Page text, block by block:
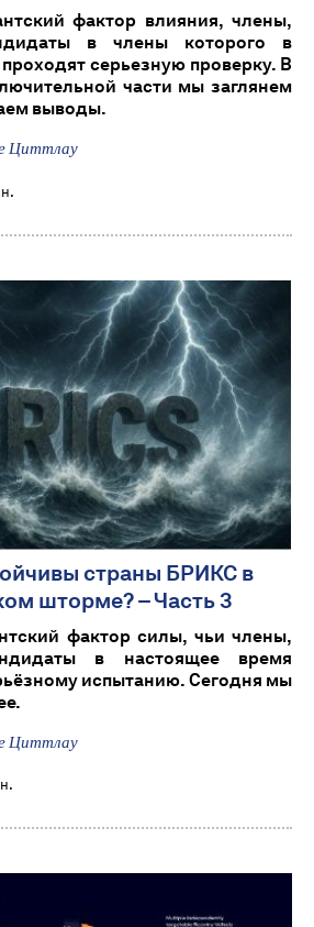
фактор влияния, члены,
в члены которого в
серьезную проверку. В
части мы заглянем
выводы.
Циттлау
страны БРИКС в
шторме? – Часть 3
фактор силы, чьи члены,
в настоящее время
испытанию. Сегодня мы
Циттлау